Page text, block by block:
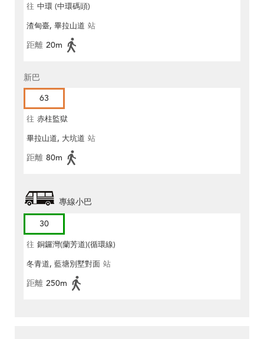
往 中環 (中環碼頭)
渣甸臺, 畢拉山道 站
距離 20m
新巴
63
往 赤柱監獄
畢拉山道, 大坑道 站
距離 80m
專線小巴
30
往 銅鑼灣(蘭芳道)(循環線)
冬青道, 藍塘別墅對面 站
距離 250m